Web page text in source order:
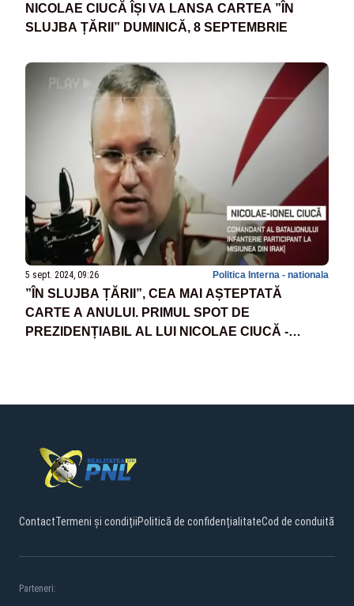
NICOLAE CIUCĂ ÎȘI VA LANSA CARTEA ”ÎN
SLUJBA ȚĂRII” DUMINICĂ, 8 SEPTEMBRIE
5 sept. 2024, 09:26 Politica Interna - nationala
”ÎN SLUJBA ȚĂRII”, CEA MAI AȘTEPTATĂ
CARTE A ANULUI. PRIMUL SPOT DE
PREZIDENȚIABIL AL LUI NICOLAE CIUCĂ -
ContactTermeni și condițiiPolitică de confidențialitateCod de conduită
Parteneri: